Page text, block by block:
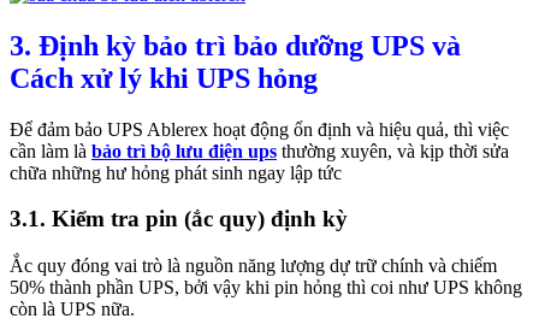
3. Định kỳ bảo trì bảo dưỡng UPS và
Cách xử lý khi UPS hỏng
Để đảm bảo UPS Ablerex hoạt động ổn định và hiệu quả, thì việc
cần làm là bảo trì bộ lưu điện ups thường xuyên, và kịp thời sửa
chữa những hư hỏng phát sinh ngay lập tức
3.1. Kiểm tra pin (ắc quy) định kỳ
Ắc quy đóng vai trò là nguồn năng lượng dự trữ chính và chiếm
50% thành phần UPS, bởi vậy khi pin hỏng thì coi như UPS không
còn là UPS nữa.